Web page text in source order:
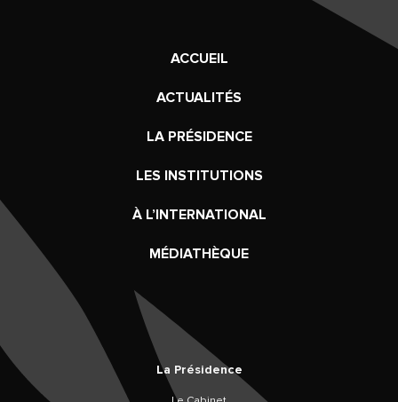
ACCUEIL
ACTUALITÉS
LA PRÉSIDENCE
LES INSTITUTIONS
À L’INTERNATIONAL
MÉDIATHÈQUE
La Présidence